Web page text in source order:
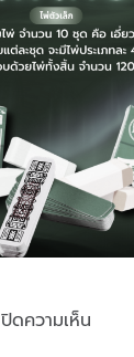
=
งาน
ไม่
พลาด
ปิดความเห็นบน